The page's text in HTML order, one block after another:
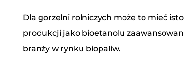
Dla gorzelni rolniczych może to mieć
produkcji jako bioetanolu
branży w rynku biopaliw.